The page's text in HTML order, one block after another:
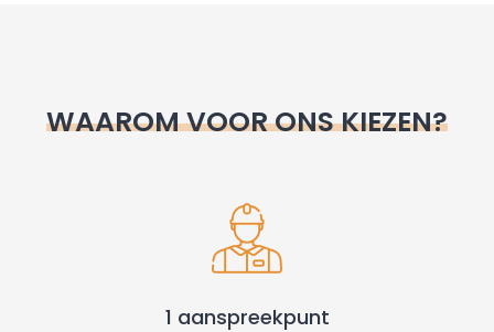
WAAROM VOOR ONS KIEZEN?
1 aanspreekpunt